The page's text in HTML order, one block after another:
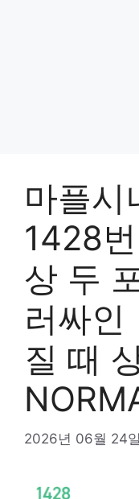
마플시
1428
상 두
러싸인
질 때
2026년 06월 24일